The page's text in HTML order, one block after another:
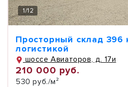
1/12
Просторный склад 396
логистикой
шоссе Авиаторов, д. 17и
210 000 руб.
530 руб./м²